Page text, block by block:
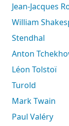
Jean-Jacques
William
Stendhal
Anton
Léon Tolstoï
Turold
Mark Twain
Paul Valéry